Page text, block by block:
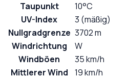
Taupunkt
10°C
UV-Index
3 (mäßig)
Nullgradgrenze 3702 m
Windrichtung
W
Windböen
35 km/h
Mittlerer Wind
19 km/h